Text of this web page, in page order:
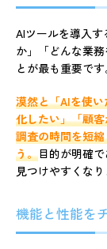
AIツールを導入
か」「どんな業
とが最も重要です
漠然と「AIを使
化したい」「顧
調査の時間を短
う。目的が明確
見つけやすくなり
機能と性能を